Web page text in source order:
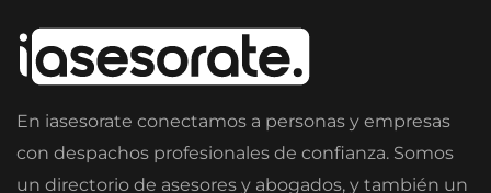
En iasesorate conectamos a personas y empresas
con despachos profesionales de confianza. Somos
un directorio de asesores y abogados, y también un